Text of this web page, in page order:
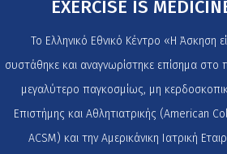
EXERCISE IS
Το Ελληνικό Εθνικό Κέντρο «Η Άσκηση
συστάθηκε και αναγνωρίστηκε επίσημα στο
μεγαλύτερο παγκοσμίως, μη
Επιστήμης και Αθλητιατρικής (American
ACSM) και την Αμερικάνικη Ιατρική